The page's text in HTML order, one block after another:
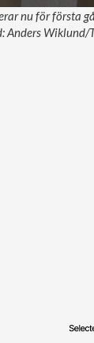
nu för första
Anders Wiklund/